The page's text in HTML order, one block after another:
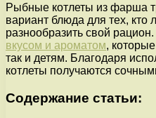
Рыбные котлеты из фарша
вариант блюда для тех, кто
разнообразить свой
вкусом и ароматом,
так и детям. Благодаря
котлеты получаются
Содержание статьи: